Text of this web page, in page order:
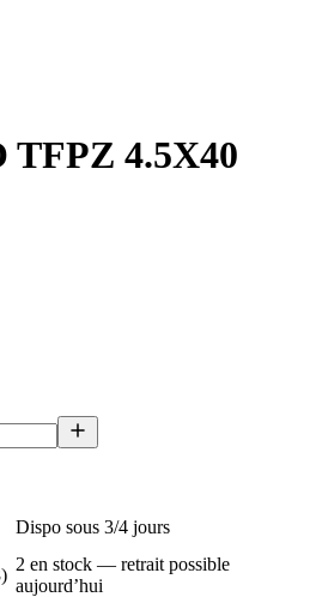
4.5X40
Dispo sous 3/4 jours
)
2 en stock — retrait possible
aujourd’hui